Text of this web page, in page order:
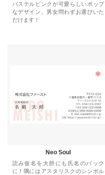
パステルピンクが可愛らしいポップ
なデザイン。男女問わずお選びいた
だけます！
Neo Soul
読み仮名を大胆にも氏名のバック
に！隅にはアスタリスクのシンボル